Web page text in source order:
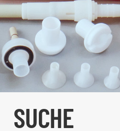
SUCHE